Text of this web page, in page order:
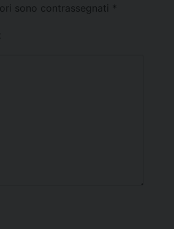
sono contrassegnati *